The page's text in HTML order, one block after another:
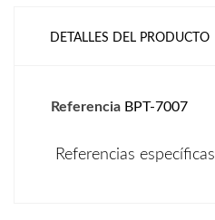
DETALLES DEL PRODUCTO
Referencia BPT-7007
Referencias específicas